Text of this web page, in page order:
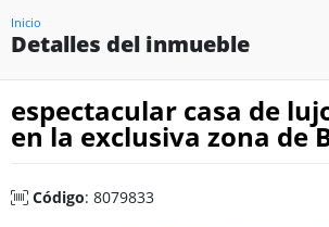
Inicio
Detalles del inmueble
espectacular casa de
en la exclusiva zona de
Código: 8079833